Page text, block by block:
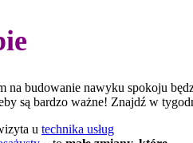
są bardzo ważne! Znajdź w
u technika usług